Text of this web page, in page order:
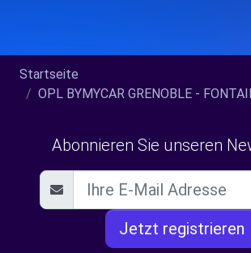
Startseite
OPL BYMYCAR GRENOBLE -
Abonnieren Sie unseren
Jetzt registrieren